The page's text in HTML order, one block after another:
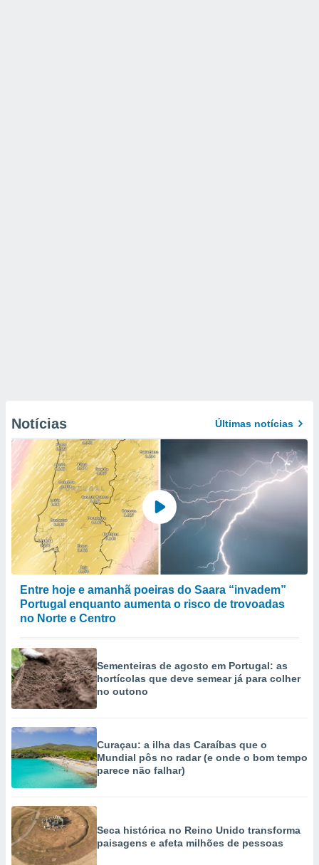
Notícias Últimas notícias
Entre hoje e amanhã poeiras do Saara “invadem”
Portugal enquanto aumenta o risco de trovoadas
no Norte e Centro
Sementeiras de agosto em Portugal: as
hortícolas que deve semear já para colher
no outono
Curaçau: a ilha das Caraíbas que o
Mundial pôs no radar (e onde o bom tempo
parece não falhar)
Seca histórica no Reino Unido transforma
paisagens e afeta milhões de pessoas